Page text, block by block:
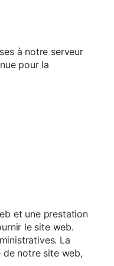
à notre serveur
pour la
et une prestation
le site web.
La
notre site web,